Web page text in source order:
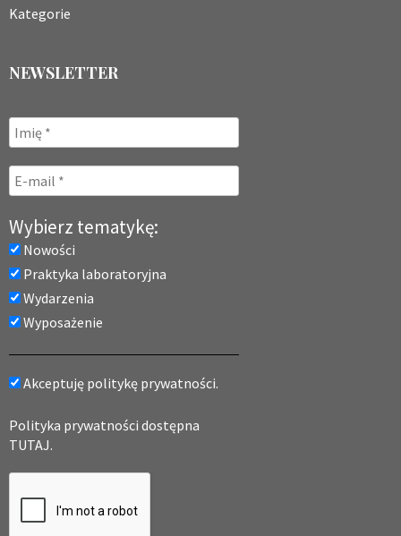
Kategorie
NEWSLETTER
Wybierz tematykę:
Nowości
Praktyka laboratoryjna
Wydarzenia
Wyposażenie
Akceptuję politykę prywatności.
Polityka prywatności dostępna
TUTAJ.